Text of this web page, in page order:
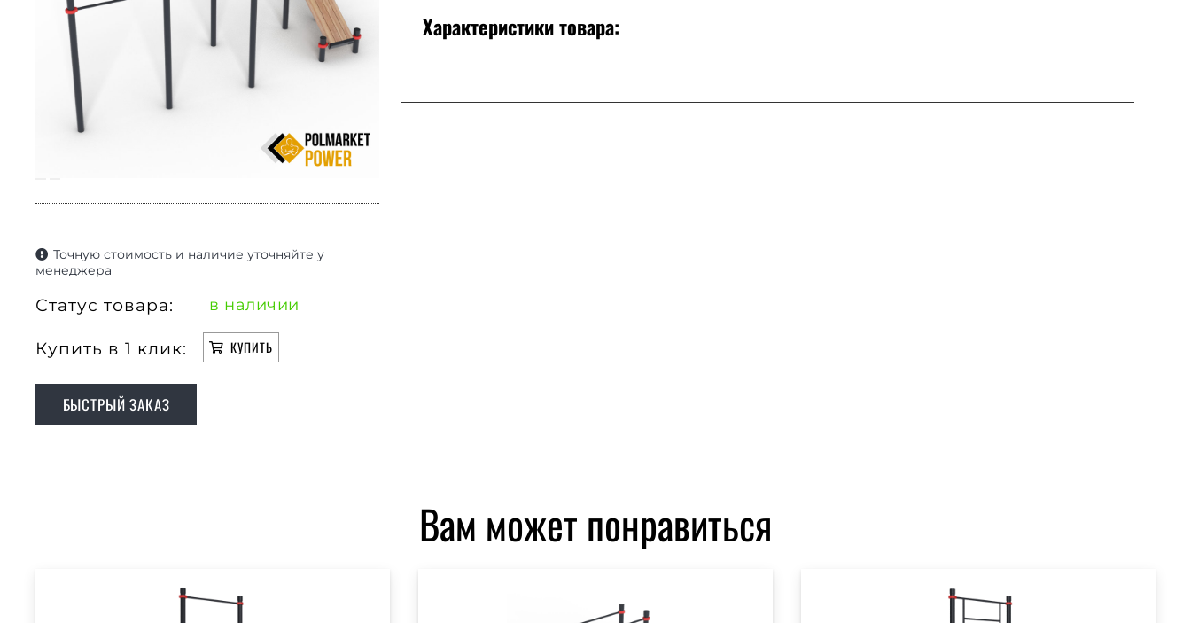
Точную стоимость и наличие уточняйте у
менеджера
Статус товара: в наличии
Купить в 1 клик: КУПИТЬ
БЫСТРЫЙ ЗАКАЗ
Характеристики товара:
Вам может понравиться